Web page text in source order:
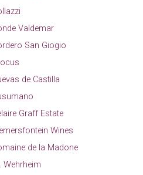
Valdemar
San Giogio
de Castilla
Graff Estate
Wines
de la Madone
Wehrheim